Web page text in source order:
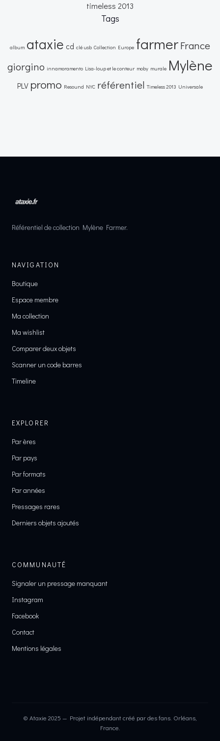
timeless 2013
Tags
album ataxie cd clé usb Collection Europe farmerFrance
giorgino innamoramento Lisa-loup et le conteur moby murale Mylène
PLV promo Resound NYC référentiel Timeless 2013 Universale
Référentiel de collection Mylène Farmer.
NAVIGATION
Boutique
Espace membre
Ma collection
Ma wishlist
Comparer deux objets
Scanner un code barres
Timeline
EXPLORER
Par ères
Par pays
Par formats
Par années
Pressages rares
Derniers objets ajoutés
COMMUNAUTÉ
Signaler un pressage manquant
Instagram
Facebook
Contact
Mentions légales
© Ataxie 2025 — Projet indépendant créé par des fans. Orléans,
France.